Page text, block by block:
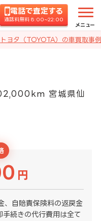
電話で査定する
通話料無料 8:00~22:00
メニュー
トヨタ（TOYOTA）の車買取事
宮城県仙
円
、自賠責保険料の返戻金
手続きの代行費用は全て